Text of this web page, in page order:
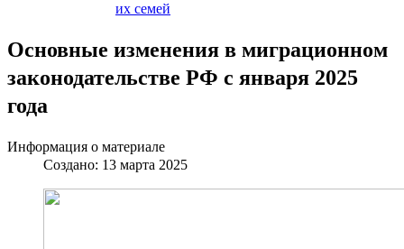
их семей
Основные изменения в миграционном
законодательстве РФ с января 2025
года
Информация о материале
Создано: 13 марта 2025